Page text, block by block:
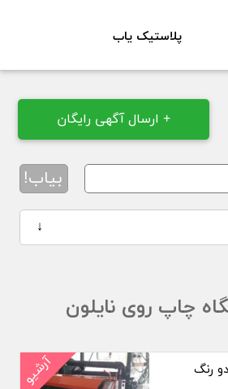
پلاستیک یاب
+ ارسال آگهی رایگان
بیاب!
↓
چاپ روی نایلون
آرشیو رنگ